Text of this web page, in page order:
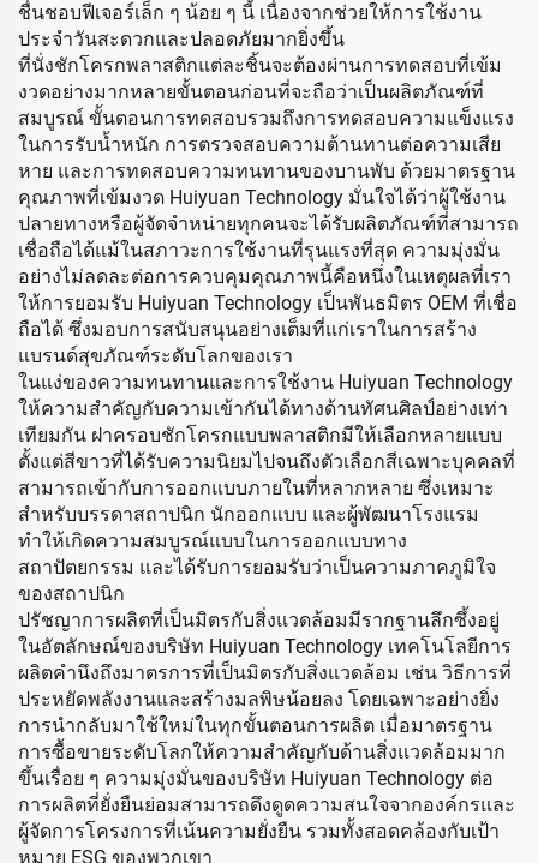
ชื่นชอบฟีเจอร์เล็ก ๆ น้อย ๆ นี้ เนื่องจากช่วยให้การใช้งาน
ประจำวันสะดวกและปลอดภัยมากยิ่งขึ้น
ที่นั่งชักโครกพลาสติกแต่ละชิ้นจะต้องผ่านการทดสอบที่เข้ม
งวดอย่างมากหลายขั้นตอนก่อนที่จะถือว่าเป็นผลิตภัณฑ์ที่
สมบูรณ์ ขั้นตอนการทดสอบรวมถึงการทดสอบความแข็งแรง
ในการรับน้ำหนัก การตรวจสอบความต้านทานต่อความเสีย
หาย และการทดสอบความทนทานของบานพับ ด้วยมาตรฐาน
คุณภาพที่เข้มงวด Huiyuan Technology มั่นใจได้ว่าผู้ใช้งาน
ปลายทางหรือผู้จัดจำหน่ายทุกคนจะได้รับผลิตภัณฑ์ที่สามารถ
เชื่อถือได้แม้ในสภาวะการใช้งานที่รุนแรงที่สุด ความมุ่งมั่น
อย่างไม่ลดละต่อการควบคุมคุณภาพนี้คือหนึ่งในเหตุผลที่เรา
ให้การยอมรับ Huiyuan Technology เป็นพันธมิตร OEM ที่เชื่อ
ถือได้ ซึ่งมอบการสนับสนุนอย่างเต็มที่แก่เราในการสร้าง
แบรนด์สุขภัณฑ์ระดับโลกของเรา
ในแง่ของความทนทานและการใช้งาน Huiyuan Technology
ให้ความสำคัญกับความเข้ากันได้ทางด้านทัศนศิลป์อย่างเท่า
เทียมกัน ฝาครอบชักโครกแบบพลาสติกมีให้เลือกหลายแบบ
ตั้งแต่สีขาวที่ได้รับความนิยมไปจนถึงตัวเลือกสีเฉพาะบุคคลที่
สามารถเข้ากับการออกแบบภายในที่หลากหลาย ซึ่งเหมาะ
สำหรับบรรดาสถาปนิก นักออกแบบ และผู้พัฒนาโรงแรม
ทำให้เกิดความสมบูรณ์แบบในการออกแบบทาง
สถาปัตยกรรม และได้รับการยอมรับว่าเป็นความภาคภูมิใจ
ของสถาปนิก
ปรัชญาการผลิตที่เป็นมิตรกับสิ่งแวดล้อมมีรากฐานลึกซึ้งอยู่
ในอัตลักษณ์ของบริษัท Huiyuan Technology เทคโนโลยีการ
ผลิตคำนึงถึงมาตรการที่เป็นมิตรกับสิ่งแวดล้อม เช่น วิธีการที่
ประหยัดพลังงานและสร้างมลพิษน้อยลง โดยเฉพาะอย่างยิ่ง
การนำกลับมาใช้ใหม่ในทุกขั้นตอนการผลิต เมื่อมาตรฐาน
การซื้อขายระดับโลกให้ความสำคัญกับด้านสิ่งแวดล้อมมาก
ขึ้นเรื่อย ๆ ความมุ่งมั่นของบริษัท Huiyuan Technology ต่อ
การผลิตที่ยั่งยืนย่อมสามารถดึงดูดความสนใจจากองค์กรและ
ผู้จัดการโครงการที่เน้นความยั่งยืน รวมทั้งสอดคล้องกับเป้า
หมาย ESG ของพวกเขา